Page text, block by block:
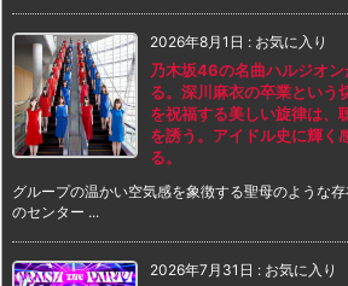
2026年8月1日 : お気に入り
乃木坂46の名曲ハルジオ
る。深川麻衣の卒業という
を祝福する美しい旋律は、
を誘う。アイドル史に輝く
る。
グループの温かい空気感を象徴する聖母のような
のセンター ...
2026年7月31日 : お気に入り